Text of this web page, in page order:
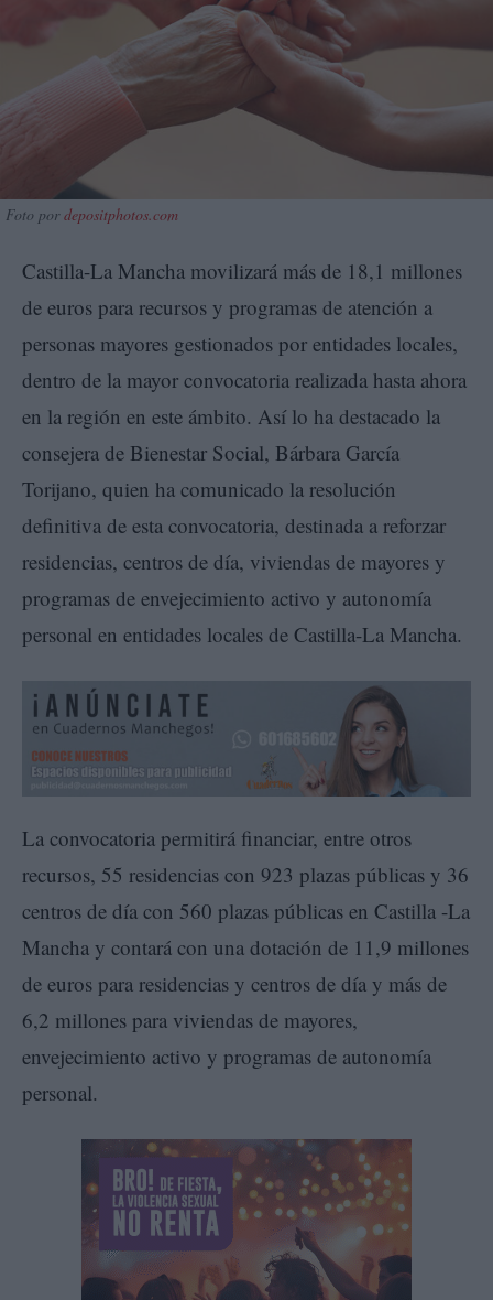
Foto pordepositphotos.com
Castilla-La Mancha movilizará más de 18,1 millones
de euros para recursos y programas de atención a
personas mayores gestionados por entidades locales,
dentro de la mayor convocatoria realizada hasta ahora
en la región en este ámbito. Así lo ha destacado la
consejera de Bienestar Social, Bárbara García
Torijano, quien ha comunicado la resolución
definitiva de esta convocatoria, destinada a reforzar
residencias, centros de día, viviendas de mayores y
programas de envejecimiento activo y autonomía
personal en entidades locales de Castilla-La Mancha.
La convocatoria permitirá financiar, entre otros
recursos, 55 residencias con 923 plazas públicas y 36
centros de día con 560 plazas públicas en Castilla -La
Mancha y contará con una dotación de 11,9 millones
de euros para residencias y centros de día y más de
6,2 millones para viviendas de mayores,
envejecimiento activo y programas de autonomía
personal.